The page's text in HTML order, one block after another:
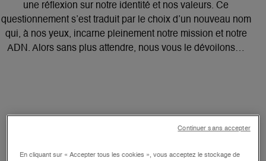
une réflexion sur notre identité et nos valeurs. Ce
questionnement s’est traduit par le choix d’un nouveau nom
qui, à nos yeux, incarne pleinement notre mission et notre
ADN. Alors sans plus attendre, nous vous le dévoilons…
En cliquant sur « Accepter tous les cookies », vous acceptez le stockage de
Continuer sans accepter